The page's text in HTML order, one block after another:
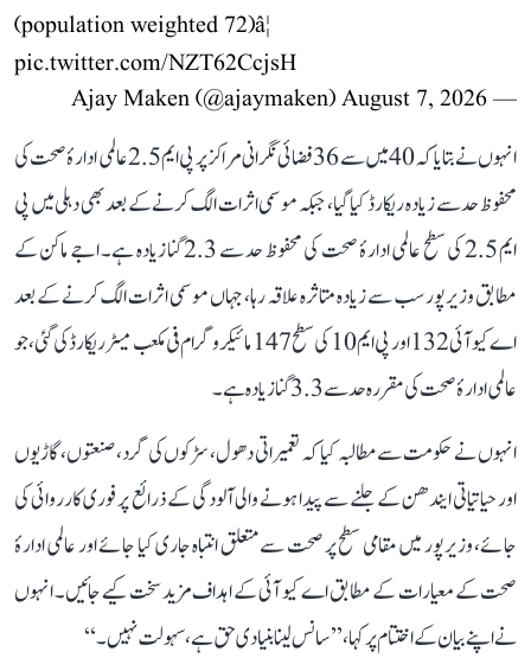
(population weighted 72)â¦
pic.twitter.com/NZT62CcjsH
— Ajay Maken (@ajaymaken)
August 7, 2026
انہوں نے بتایا کہ 40 میں سے 36 فضائی نگرانی مراکز پر پی ایم 2.5 عالمی ادارۂ صحت کی
محفوظ حد سے زیادہ ریکارڈ کیا گیا، جبکہ موسمی اثرات الگ کرنے کے بعد بھی دہلی میں پی
ایم 2.5 کی سطح عالمی ادارۂ صحت کی محفوظ حد سے 2.3 گنا زیادہ ہے۔ اجے ماکن کے
مطابق وزیرپور سب سے زیادہ متاثرہ علاقہ رہا، جہاں موسمی اثرات الگ کرنے کے بعد
اے کیو آئی 132 اور پی ایم 10 کی سطح 147 مائیکروگرام فی مکعب میٹر ریکارڈ کی گئی، جو
عالمی ادارۂ صحت کی مقررہ حد سے 3.3 گنا زیادہ ہے۔
انہوں نے حکومت سے مطالبہ کیا کہ تعمیراتی دھول، سڑکوں کی گرد، صنعتوں، گاڑیوں
اور حیاتیاتی ایندھن کے جلنے سے پیدا ہونے والی آلودگی کے ذرائع پر فوری کارروائی کی
جائے، وزیرپور میں مقامی سطح پر صحت سے متعلق انتباہ جاری کیا جائے اور عالمی ادارۂ
صحت کے معیارات کے مطابق اے کیو آئی کے اہداف مزید سخت کیے جائیں۔ انہوں
نے اپنے بیان کے اختتام پر کہا، ’’سانس لینا بنیادی حق ہے، سہولت نہیں۔‘‘